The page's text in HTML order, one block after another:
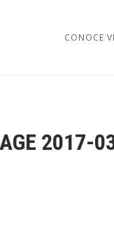
CONOCE
2017-